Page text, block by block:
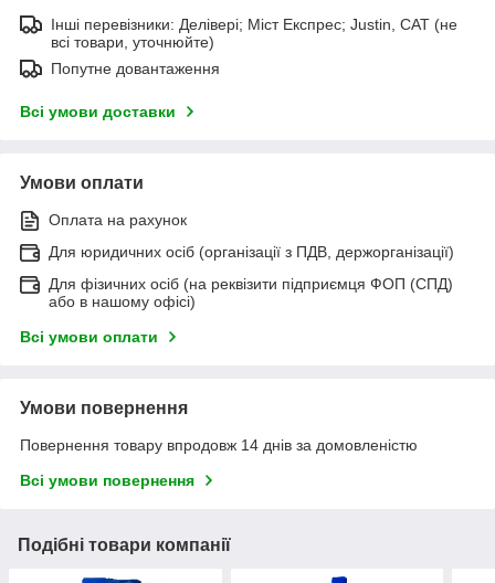
Інші перевізники: Делівері; Міст Експрес; Justin, САТ (не
всі товари, уточнюйте)
Попутне довантаження
Всі умови доставки
Умови оплати
Оплата на рахунок
Для юридичних осіб (організації з ПДВ, держорганізації)
Для фізичних осіб (на реквізити підприємця ФОП (СПД)
або в нашому офісі)
Всі умови оплати
Умови повернення
Повернення товару впродовж 14 днів за домовленістю
Всі умови повернення
Подібні товари компанії